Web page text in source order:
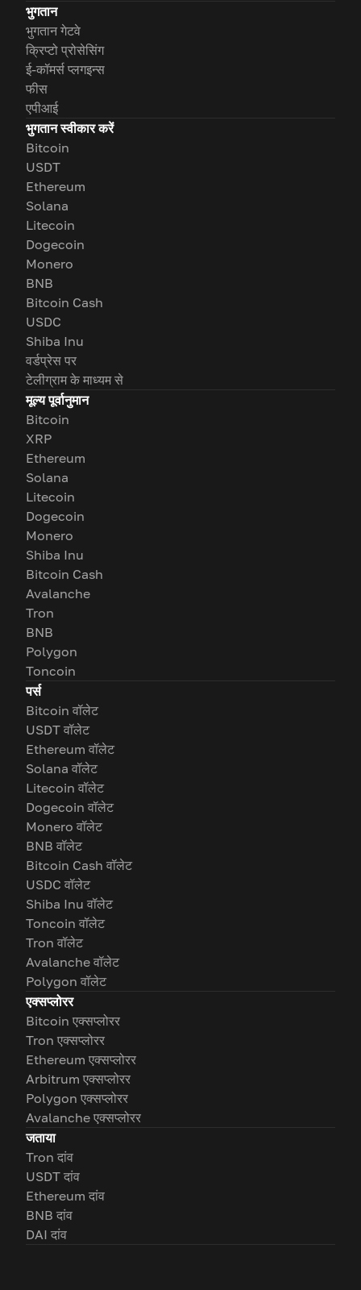
भुगतान
भुगतान गेटवे
क्रिप्टो प्रोसेसिंग
ई-कॉमर्स प्लगइन्स
फीस
एपीआई
भुगतान स्वीकार करें
Bitcoin
USDT
Ethereum
Solana
Litecoin
Dogecoin
Monero
BNB
Bitcoin Cash
USDC
Shiba Inu
वर्डप्रेस पर
टेलीग्राम के माध्यम से
मूल्य पूर्वानुमान
Bitcoin
XRP
Ethereum
Solana
Litecoin
Dogecoin
Monero
Shiba Inu
Bitcoin Cash
Avalanche
Tron
BNB
Polygon
Toncoin
पर्स
Bitcoin वॉलेट
USDT वॉलेट
Ethereum वॉलेट
Solana वॉलेट
Litecoin वॉलेट
Dogecoin वॉलेट
Monero वॉलेट
BNB वॉलेट
Bitcoin Cash वॉलेट
USDC वॉलेट
Shiba Inu वॉलेट
Toncoin वॉलेट
Tron वॉलेट
Avalanche वॉलेट
Polygon वॉलेट
एक्सप्लोरर
Bitcoin एक्सप्लोरर
Tron एक्सप्लोरर
Ethereum एक्सप्लोरर
Arbitrum एक्सप्लोरर
Polygon एक्सप्लोरर
Avalanche एक्सप्लोरर
जताया
Tron दांव
USDT दांव
Ethereum दांव
BNB दांव
DAI दांव